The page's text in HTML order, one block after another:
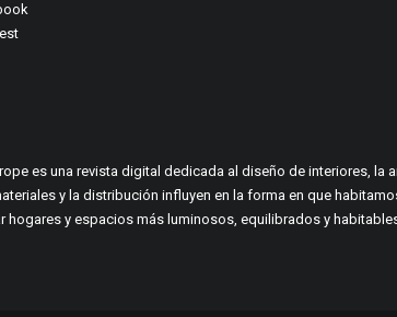
es una revista digital dedicada al diseño de interiores,
y la distribución influyen en la forma en que
hogares y espacios más luminosos, equilibrados y